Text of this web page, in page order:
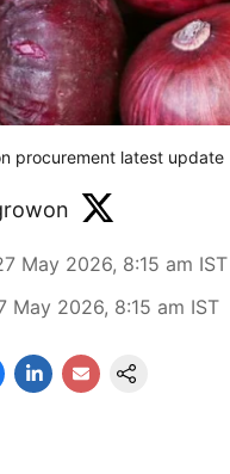
procurement latest update
May 2026, 8:15 am IST
May 2026, 8:15 am IST